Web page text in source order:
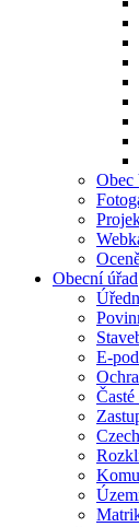
Obec
Obecní úřad
E-